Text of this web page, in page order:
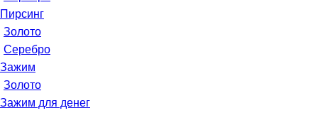
Пирсинг
Золото
Серебро
Зажим
Золото
Зажим для денег